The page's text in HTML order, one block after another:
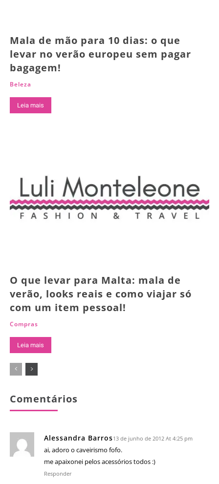
Mala de mão para 10 dias: o que
levar no verão europeu sem pagar
bagagem!
Beleza
Leia mais
O que levar para Malta: mala de
verão, looks reais e como viajar só
com um item pessoal!
Compras
Leia mais
Comentários
Alessandra Barros13 de junho de 2012 At 4:25 pm
ai, adoro o caveirismo fofo.
me apaixonei pelos acessórios todos :)
Responder